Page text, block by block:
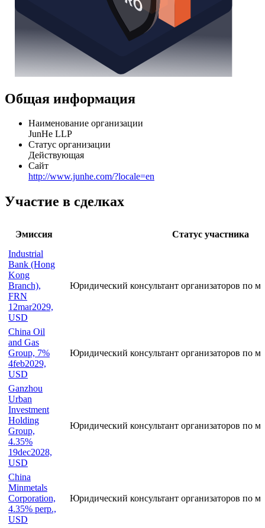
Общая информация
Наименование организации
JunHe LLP
Статус организации
Действующая
Сайт
http://www.junhe.com/?locale=en
Участие в сделках
Эмиссия
Статус участника
Industrial
Bank (Hong
Kong
Branch),
FRN
12mar2029,
USD
Юридический консультант организаторов по
China Oil
and Gas
Group, 7%
4feb2029,
USD
Юридический консультант организаторов по
Ganzhou
Urban
Investment
Holding
Group,
4.35%
19dec2028,
USD
Юридический консультант организаторов по
China
Minmetals
Corporation,
4.35% perp.,
USD
Юридический консультант организаторов по